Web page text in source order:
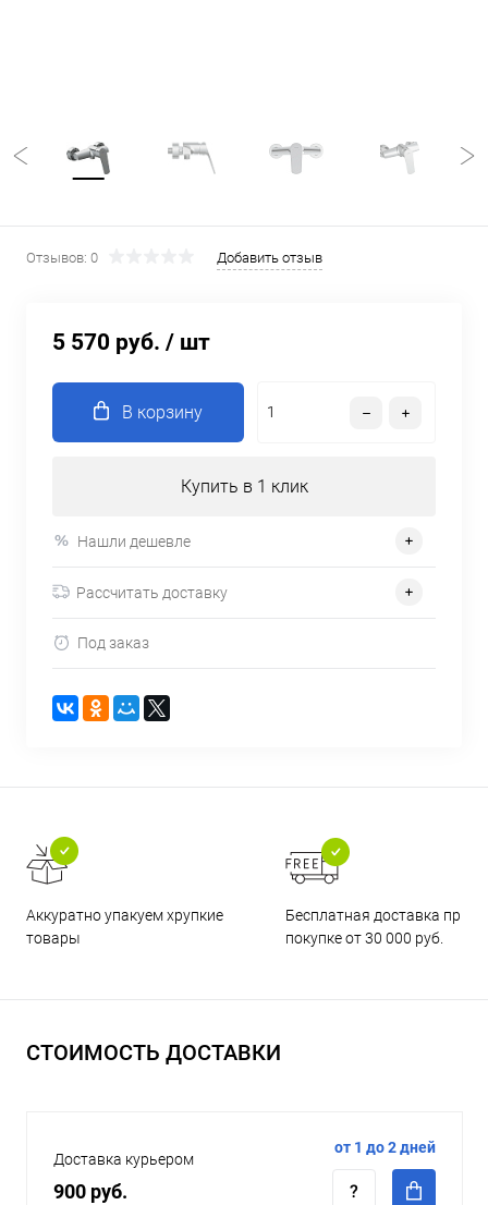
Отзывов: 0 Добавить отзыв
5 570 руб. / шт
В корзину
Купить в 1 клик
Нашли дешевле
Рассчитать доставку
Под заказ
Аккуратно упакуем хрупкие
товары
Бесплатная доставка при
покупке от 30 000 руб.
СТОИМОСТЬ ДОСТАВКИ
Доставка курьером
900 руб.
от 1 до 2 дней